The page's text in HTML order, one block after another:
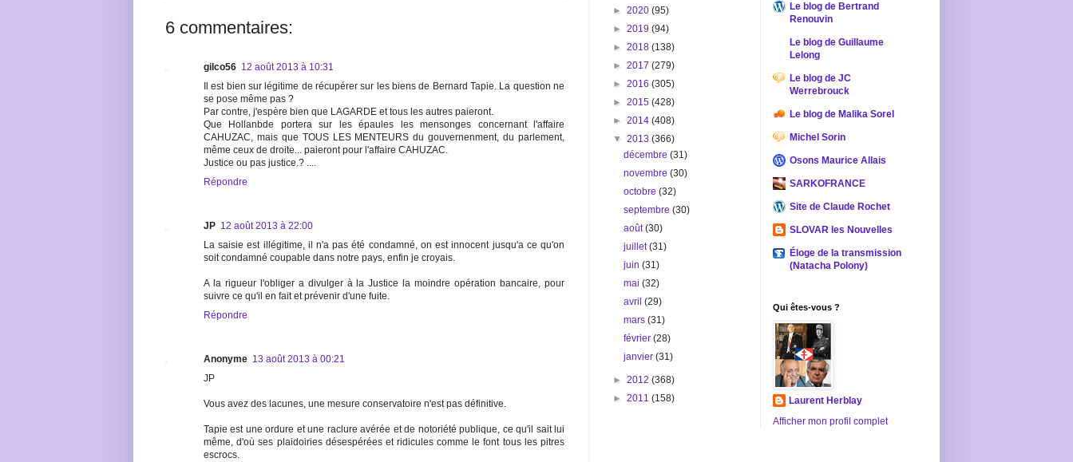
6 commentaires:
gilco56 12 août 2013 à 10:31
Il est bien sur légitime de récupérer sur les biens de Bernard Tapie. La question ne
se pose même pas ?
Par contre, j'espère bien que LAGARDE et tous les autres paieront.
Que Hollanbde portera sur les épaules les mensonges concernant l'affaire
CAHUZAC, mais que TOUS LES MENTEURS du gouvernenment, du parlement,
même ceux de droite... paieront pour l'affaire CAHUZAC.
Justice ou pas justice.? ....
Répondre
JP 12 août 2013 à 22:00
La saisie est illégitime, il n'a pas été condamné, on est innocent jusqu'a ce qu'on
soit condamné coupable dans notre pays, enfin je croyais.
A la rigueur l'obliger a divulger à la Justice la moindre opération bancaire, pour
suivre ce qu'il en fait et prévenir d'une fuite.
Répondre
Anonyme 13 août 2013 à 00:21
JP
Vous avez des lacunes, une mesure conservatoire n'est pas définitive.
Tapie est une ordure et une raclure avérée et de notoriété publique, ce qu'il sait lui
même, d'où ses plaidoiries désespérées et ridicules comme le font tous les pitres
escrocs.
► 2020 (95)
► 2019 (94)
► 2018 (138)
► 2017 (279)
► 2016 (305)
► 2015 (428)
► 2014 (408)
▼ 2013 (366)
décembre(31)
novembre(30)
octobre(32)
septembre(30)
août(30)
juillet(31)
juin(31)
mai(32)
avril(29)
mars(31)
février(28)
janvier(31)
► 2012 (368)
► 2011 (158)
Le blog de Bertrand
Renouvin
Le blog de Guillaume
Lelong
Le blog de JC
Werrebrouck
Le blog de Malika Sorel
Michel Sorin
Osons Maurice Allais
SARKOFRANCE
Site de Claude Rochet
SLOVAR les Nouvelles
Éloge de la transmission
(Natacha Polony)
Qui êtes-vous ?
Laurent Herblay
Afficher mon profil complet